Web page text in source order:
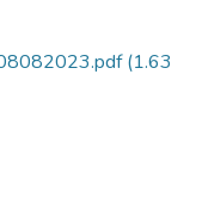
08082023.pdf(1.63